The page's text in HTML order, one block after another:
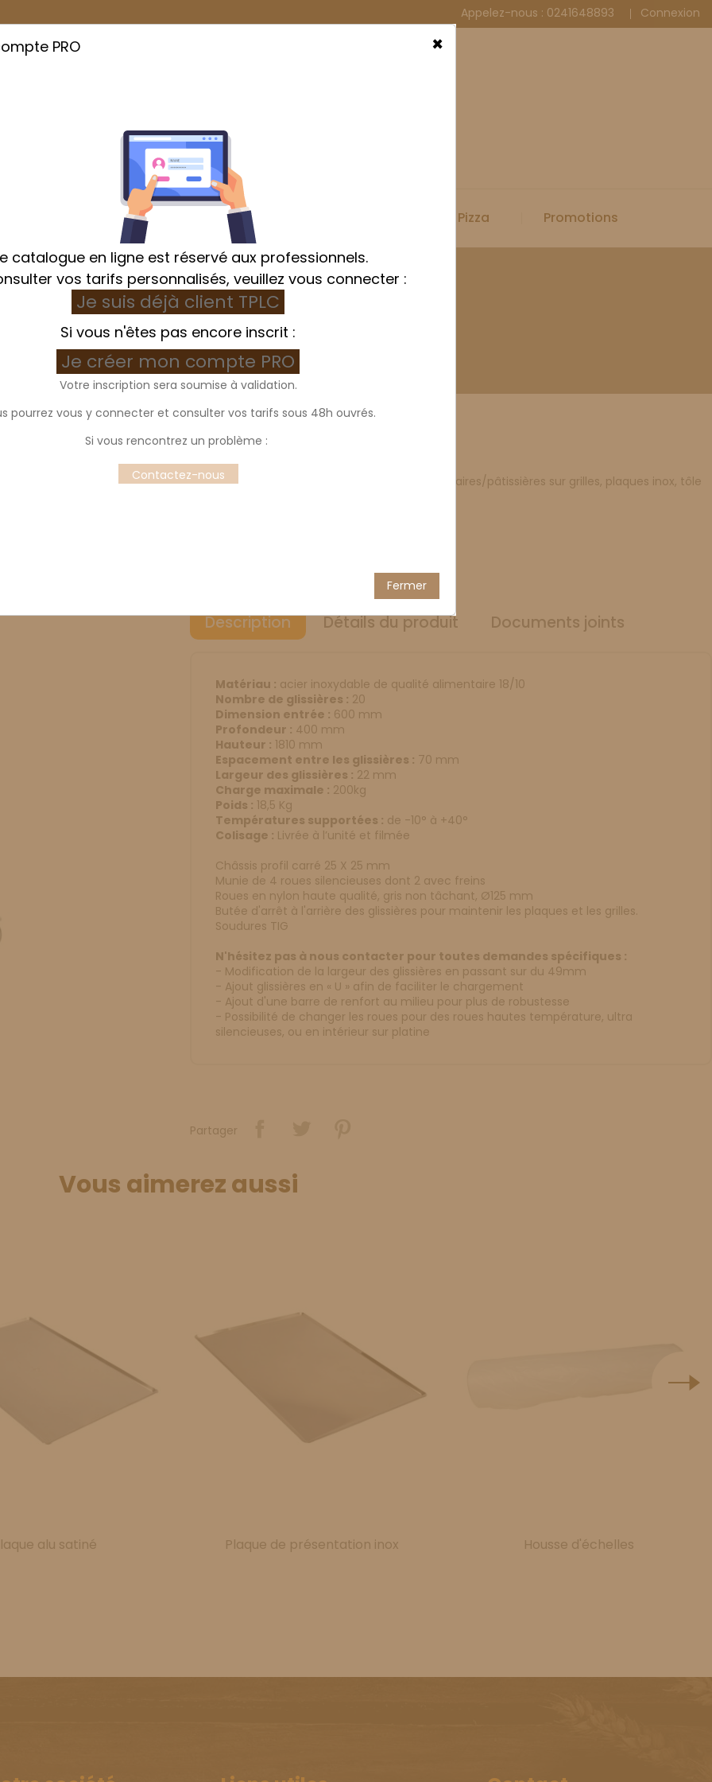
Appelez-nous : 0241648893 Connexion
Emballage Hygiène et Textile Spécial Pizza Promotions
Echelle et chariot de stockage Echelle 20 niveaux E600x400
Echelle 20 niveaux E600x400
Echelle pâtissière 600x400, 20 glissières
Idéal pour le stockage de vos préparations culinaires/pâtissières sur grilles, plaques inox, tôle
Description Détails du produit Documents joints
Matériau : acier inoxydable de qualité alimentaire 18/10
Nombre de glissières : 20
Dimension entrée : 600 mm
Profondeur : 400 mm
Hauteur : 1810 mm
Espacement entre les glissières : 70 mm
Largeur des glissières : 22 mm
Charge maximale : 200kg
Poids : 18,5 Kg
Températures supportées : de -10° à +40°
Colisage : Livrée à l’unité et filmée
Châssis profil carré 25 X 25 mm
Munie de 4 roues silencieuses dont 2 avec freins
Roues en nylon haute qualité, gris non tâchant, Ø125 mm
Butée d'arrêt à l'arrière des glissières pour maintenir les plaques et les grilles.
Soudures TIG
N'hésitez pas à nous contacter pour toutes demandes spécifiques :
- Modification de la largeur des glissières en passant sur du 49mm
- Ajout glissières en « U » afin de faciliter le chargement
- Ajout d'une barre de renfort au milieu pour plus de robustesse
- Possibilité de changer les roues pour des roues hautes température, ultra
silencieuses, ou en intérieur sur platine
Partager
Vous aimerez aussi
alu satiné Plaque de présentation inox Housse d'échelles
×
PRO
catalogue en ligne est réservé aux professionnels.
vos tarifs personnalisés, veuillez vous connecter :
Je suis déjà client TPLC
Si vous n'êtes pas encore inscrit :
Je créer mon compte PRO
Votre inscription sera soumise à validation.
pourrez vous y connecter et consulter vos tarifs sous 48h ouvrés.
Si vous rencontrez un problème :
Contactez-nous
Fermer